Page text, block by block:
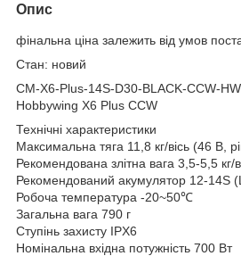
Опис
фінальна ціна залежить від умов
Стан: новий
CM-X6-Plus-14S-D30-BLACK-CCW-
Hobbywing X6 Plus CCW
Технічні характеристики
Максимальна тяга 11,8 кг/вісь (46 В,
Рекомендована злітна вага 3,5-5,5 кг/
Рекомендований акумулятор 12-14S
Робоча температура -20~50℃
Загальна вага 790 г
Ступінь захисту IPX6
Номінальна вхідна потужність 700 Вт